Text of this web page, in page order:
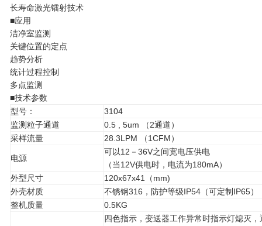
长寿命激光镭射技术
■应用
洁净室监测
关键位置的定点
趋势分析
统计过程控制
多点监测
■技术参数
型号：
3104
监测粒子通道
0.5 , 5um （2通道）
采样流量
28.3LPM （1CFM）
电源
可以12－36V之间宽电压供电
（当12V供电时，电流为180mA）
外型尺寸
120x67x41（mm)
外壳材质
不锈钢316，防护等级IP54（可定制IP65）
整机质量
0.5KG
四色指示，变送器工作异常时指示灯熄灭